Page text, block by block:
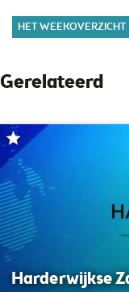
HET WEEKOVERZICHT
Gerelateerd
Harderwijkse